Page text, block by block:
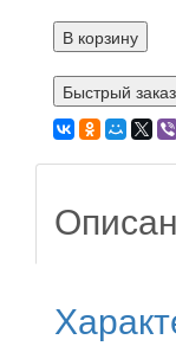
В корзину
Быстрый заказ